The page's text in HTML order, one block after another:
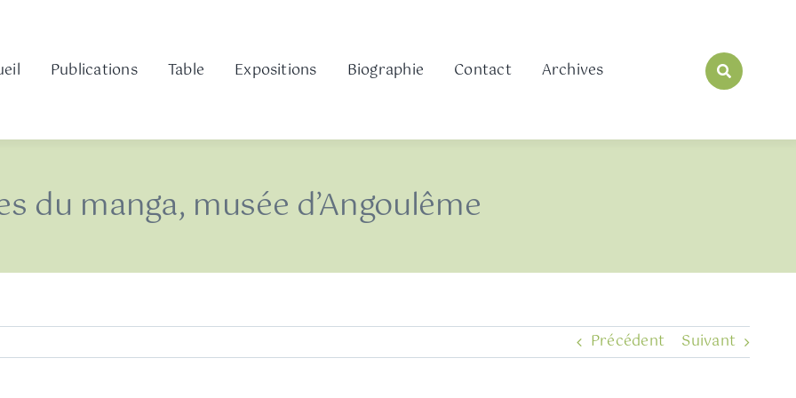
Publications Table Expositions Biographie Contact Archives
du manga, musée d’Angoulême
Précédent Suivant